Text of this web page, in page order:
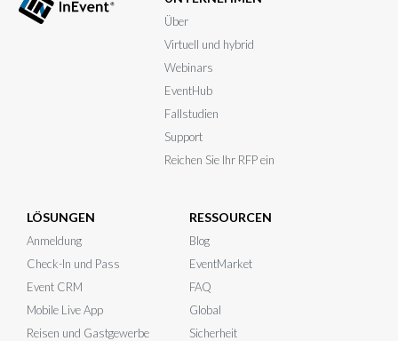
Über
Virtuell und hybrid
Webinars
EventHub
Fallstudien
Support
Reichen Sie Ihr RFP ein
LÖSUNGEN
Anmeldung
Check-In und Pass
Event CRM
Mobile Live App
Reisen und Gastgewerbe
RESSOURCEN
Blog
EventMarket
FAQ
Global
Sicherheit